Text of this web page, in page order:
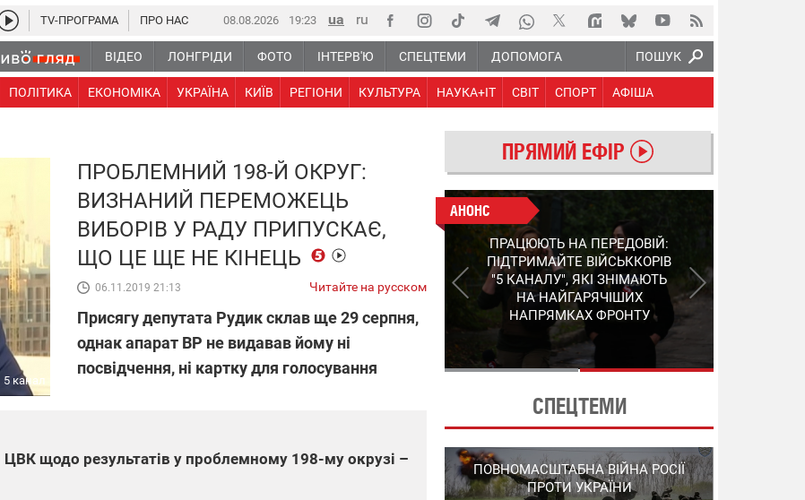
ПОШУК
08.08.2026 19:23
ВІДЕО ЛОНГРІДИ ФОТО ІНТЕРВ'Ю СПЕЦТЕМИ ДОПОМОГА
ПОЛІТИКА ЕКОНОМІКА УКРАЇНА КИЇВ РЕГІОНИ КУЛЬТУРА НАУКА+IT СВІТ СПОРТ АФІША
TV-ПРОГРАМА ПРО НАС
5 канал
ПРОБЛЕМНИЙ 198-Й ОКРУГ:
ВИЗНАНИЙ ПЕРЕМОЖЕЦЬ
ВИБОРІВ У РАДУ ПРИПУСКАЄ,
ЩО ЦЕ ЩЕ НЕ КІНЕЦЬ
06.11.2019 21:13 Читайте на русском
Присягу депутата Рудик склав ще 29 серпня,
однак апарат ВР не видавав йому ні
посвідчення, ні картку для голосування
щодо результатів у проблемному 198-му окрузі –
ПРЯМИЙ ЕФІР
АНОНС
КІНЕЦЬ ВОРОЖИМ
"МОЛНІЯМ" ТА FPV: ЯК
УКРАЇНСЬКИЙ STEP-3
ЗМІНЮЄ ПРАВИЛА ГРИ –
ПОДРОБИЦІ ПРО
ПЕРЕХОПЛЮВАЧ
АНОНС
ПРАЦЮЮТЬ НА ПЕРЕДОВІЙ:
ПІДТРИМАЙТЕ ВІЙСЬККОРІВ
"5 КАНАЛУ", ЯКІ ЗНІМАЮТЬ
НА НАЙГАРЯЧІШИХ
НАПРЯМКАХ ФРОНТУ
СПЕЦТЕМИ
ПЛІВКИ МІНДІЧА: СПРАВА
ПОВНОМАСШТАБНА ВІЙНА РОСІЇ
ПРОТИ УКРАЇНИ